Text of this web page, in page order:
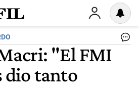
"El FMI
dio tanto